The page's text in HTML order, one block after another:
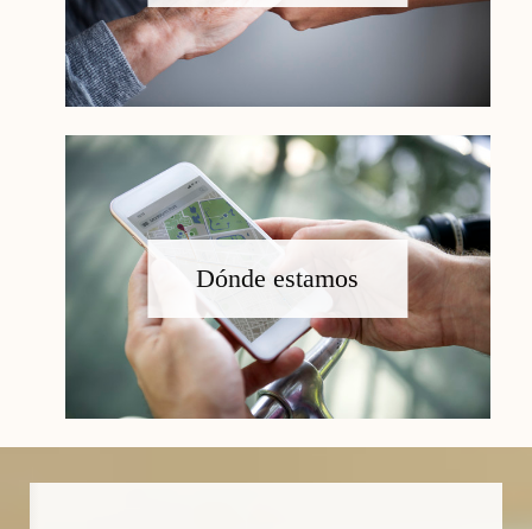
Dónde estamos